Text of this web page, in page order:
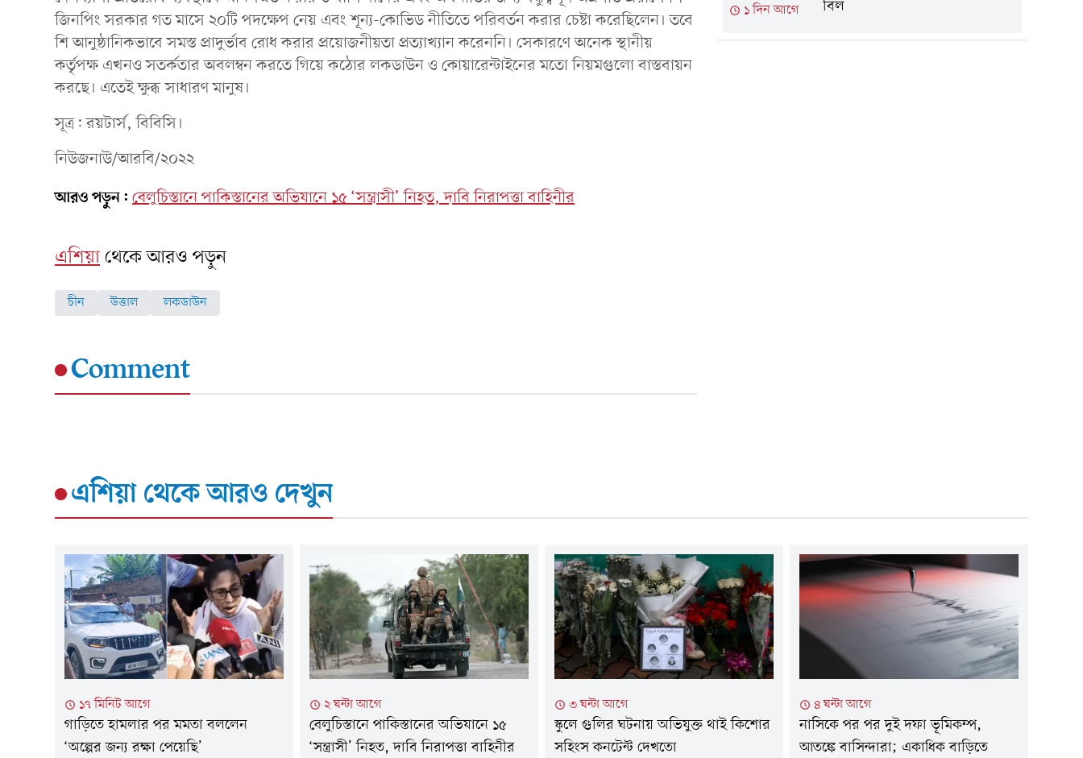
জিনপিং সরকার গত মাসে ২০টি পদক্ষেপ নেয় এবং শূন্য-কোভিড নীতিতে পরিবর্তন করার চেষ্টা করেছিলেন। তবে
শি আনুষ্ঠানিকভাবে সমস্ত প্রাদুর্ভাব রোধ করার প্রয়োজনীয়তা প্রত্যাখ্যান করেননি। সেকারণে অনেক স্থানীয়
কর্তৃপক্ষ এখনও সতর্কতার অবলম্বন করতে গিয়ে কঠোর লকডাউন ও কোয়ারেন্টাইনের মতো নিয়মগুলো বাস্তবায়ন
করছে। এতেই ক্ষুব্ধ সাধারণ মানুষ।
সূত্র: রয়টার্স, বিবিসি।
নিউজনাউ/আরবি/২০২২
আরও পড়ুন: বেলুচিস্তানে পাকিস্তানের অভিযানে ১৫ ‘সন্ত্রাসী’ নিহত, দাবি নিরাপত্তা বাহিনীর
এশিয়াথেকে আরও পড়ুন
চীন উত্তাল লকডাউন
Comment
১ দিন আগে
বিল
এশিয়াথেকে আরও দেখুন
১৭ মিনিট আগে
গাড়িতে হামলার পর মমতা বললেন
‘অল্পের জন্য রক্ষা পেয়েছি’
২ ঘন্টা আগে
বেলুচিস্তানে পাকিস্তানের অভিযানে ১৫
‘সন্ত্রাসী’ নিহত, দাবি নিরাপত্তা বাহিনীর
৩ ঘন্টা আগে
স্কুলে গুলির ঘটনায় অভিযুক্ত থাই কিশোর
সহিংস কনটেন্ট দেখতো
৪ ঘন্টা আগে
নাসিকে পর পর দুই দফা ভূমিকম্প,
আতঙ্কে বাসিন্দারা; একাধিক বাড়িতে